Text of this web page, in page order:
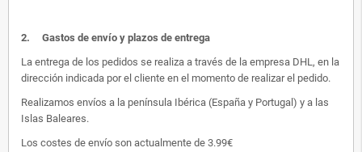
2. Gastos de envío y plazos de entrega
La entrega de los pedidos se realiza a través de la empresa DHL, en la
dirección indicada por el cliente en el momento de realizar el pedido.
Realizamos envíos a la península Ibérica (España y Portugal) y a las
Islas Baleares.
Los costes de envío son actualmente de 3.99€